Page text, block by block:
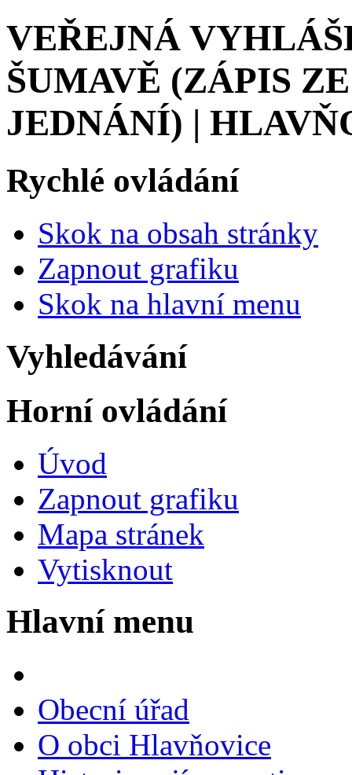
VEŘEJNÁ
ŠUMAVĚ (ZÁPIS
JEDNÁNÍ) |
Rychlé ovládání
Skok na obsah stránky
Zapnout grafiku
Skok na hlavní menu
Vyhledávání
Horní ovládání
Úvod
Zapnout grafiku
Mapa stránek
Vytisknout
Hlavní menu
Obecní úřad
O obci Hlavňovice